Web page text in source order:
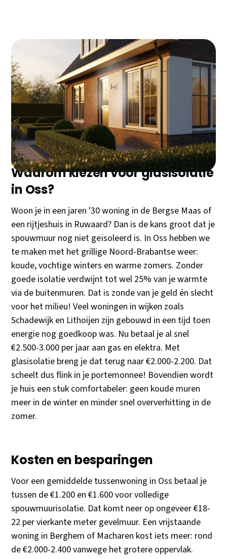
Glasisolatie in Oss kan je jaarlijks €300-450 besparen
op je energierekening. Met de huidige gasprijzen
verdien je je investering van €1.200-1.800 binnen 4-
5 jaar terug. Bovendien pak je vaak €500-700
subsidie mee via de ISDE-regeling!
Waarom kiezen voor glasisolatie
in Oss?
Woon je in een jaren '30 woning in de Bergse Maas of
een rijtjeshuis in Ruwaard? Dan is de kans groot dat je
spouwmuur nog niet geïsoleerd is. In Oss hebben we
te maken met het grillige Noord-Brabantse weer:
koude, vochtige winters en warme zomers. Zonder
goede isolatie verdwijnt tot wel 25% van je warmte
via de buitenmuren. Dat is zonde van je geld én slecht
voor het milieu! Veel woningen in wijken zoals
Schadewijk en Lithoijen zijn gebouwd in een tijd toen
energie nog goedkoop was. Nu betaal je al snel
€2.500-3.000 per jaar aan gas en elektra. Met
glasisolatie breng je dat terug naar €2.000-2.200. Dat
scheelt dus flink in je portemonnee! Bovendien wordt
je huis een stuk comfortabeler: geen koude muren
meer in de winter en minder snel oververhitting in de
zomer.
Kosten en besparingen
Voor een gemiddelde tussenwoning in Oss betaal je
tussen de €1.200 en €1.600 voor volledige
spouwmuurisolatie. Dat komt neer op ongeveer €18-
22 per vierkante meter gevelmuur. Een vrijstaande
woning in Berghem of Macharen kost iets meer: rond
de €2.000-2.400 vanwege het grotere oppervlak.